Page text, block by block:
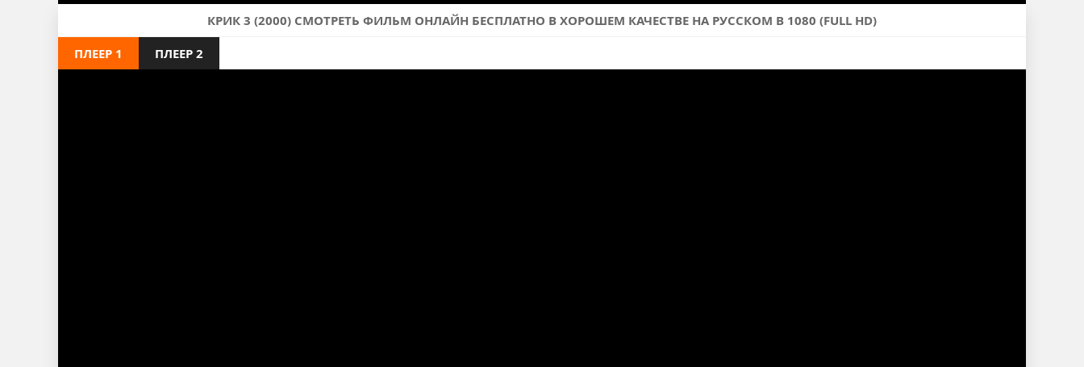
КРИК 3 (2000) СМОТРЕТЬ ФИЛЬМ ОНЛАЙН БЕСПЛАТНО В ХОРОШЕМ КАЧЕСТВЕ НА РУССКОМ В 1080 (FULL HD)
ПЛЕЕР 1 ПЛЕЕР 2